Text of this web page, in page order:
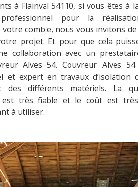
à Flainval 54110, si vous êtes à
pour la
votre comble, nous vous invitons
projet. Et pour que cela
collaboration avec un
Alves 54. Couvreur Alves
et expert en travaux d’isolation
des différents matériels. La
est très fiable et le coût est
à utiliser.